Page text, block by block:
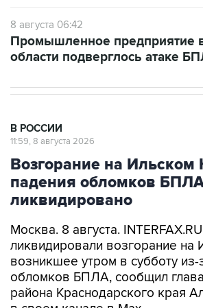
области подверглось атаке
Возгорание на Ильском
падения обломков БПЛА
ликвидировано
Москва. 8 августа.
возникшее утром в субботу из-
обломков БПЛА, сообщил
района Краснодарского края
в своем канале в Max.